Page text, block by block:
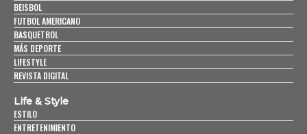
BEISBOL
FUTBOL AMERICANO
BASQUETBOL
MÁS DEPORTE
LIFESTYLE
REVISTA DIGITAL
Life & Style
ESTILO
ENTRETENIMIENTO